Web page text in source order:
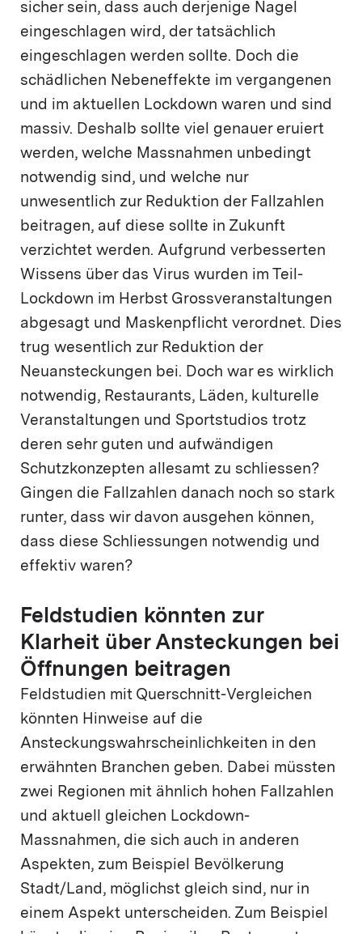
sicher sein, dass auch derjenige Nagel
eingeschlagen wird, der tatsächlich
eingeschlagen werden sollte. Doch die
schädlichen Nebeneffekte im vergangenen
und im aktuellen Lockdown waren und sind
massiv. Deshalb sollte viel genauer eruiert
werden, welche Massnahmen unbedingt
notwendig sind, und welche nur
unwesentlich zur Reduktion der Fallzahlen
beitragen, auf diese sollte in Zukunft
verzichtet werden. Aufgrund verbesserten
Wissens über das Virus wurden im Teil-
Lockdown im Herbst Grossveranstaltungen
abgesagt und Maskenpflicht verordnet. Dies
trug wesentlich zur Reduktion der
Neuansteckungen bei. Doch war es wirklich
notwendig, Restaurants, Läden, kulturelle
Veranstaltungen und Sportstudios trotz
deren sehr guten und aufwändigen
Schutzkonzepten allesamt zu schliessen?
Gingen die Fallzahlen danach noch so stark
runter, dass wir davon ausgehen können,
dass diese Schliessungen notwendig und
effektiv waren?
Feldstudien könnten zur
Klarheit über Ansteckungen bei
Öffnungen beitragen
Feldstudien mit Querschnitt-Vergleichen
könnten Hinweise auf die
Ansteckungswahrscheinlichkeiten in den
erwähnten Branchen geben. Dabei müssten
zwei Regionen mit ähnlich hohen Fallzahlen
und aktuell gleichen Lockdown-
Massnahmen, die sich auch in anderen
Aspekten, zum Beispiel Bevölkerung
Stadt/Land, möglichst gleich sind, nur in
einem Aspekt unterscheiden. Zum Beispiel